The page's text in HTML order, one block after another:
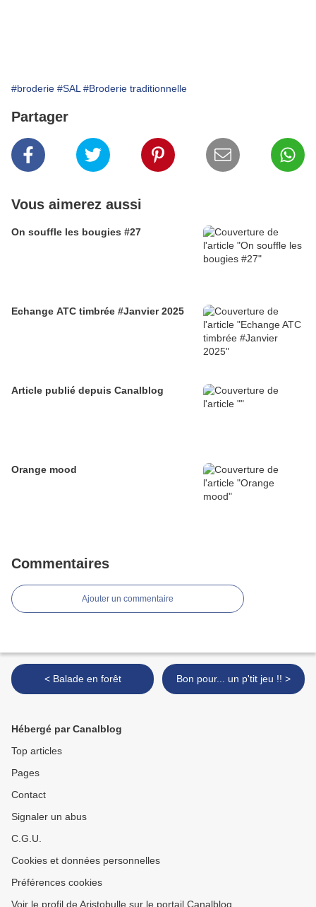
#broderie #SAL #Broderie traditionnelle
Partager
Vous aimerez aussi
On souffle les bougies #27
Echange ATC timbrée #Janvier 2025
Article publié depuis Canalblog
Orange mood
Commentaires
Ajouter un commentaire
< Balade en forêt Bon pour... un p'tit jeu !! >
Hébergé par Canalblog
Top articles
Pages
Contact
Signaler un abus
C.G.U.
Cookies et données personnelles
Préférences cookies
Voir le profil de Aristobulle sur le portail Canalblog